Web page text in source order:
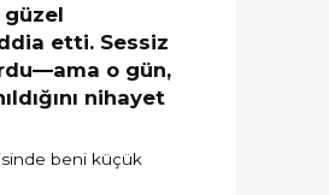
güzel
etti. Sessiz
o gün,
nihayet
beni küçük